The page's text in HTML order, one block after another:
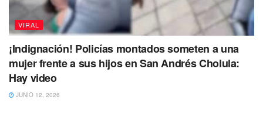
VIRAL
¡Indignación! Policías montados someten a una
mujer frente a sus hijos en San Andrés Cholula:
Hay video
JUNIO 12, 2026